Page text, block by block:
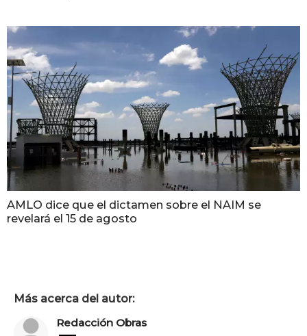
AMLO dice que el dictamen sobre el NAIM se
revelará el 15 de agosto
Más acerca del autor:
Redacción Obras